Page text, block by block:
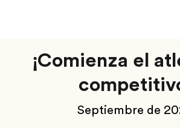
¡Comienza el
Septiembre de